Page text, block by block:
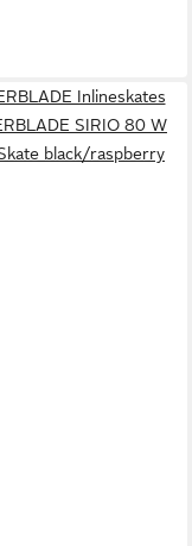
Inlineskates
SIRIO 80 W
black/raspberry